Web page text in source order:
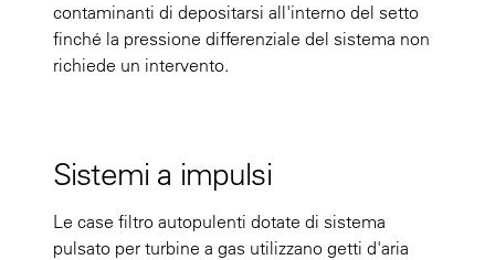
contaminanti di depositarsi all'interno del setto
finché la pressione differenziale del sistema non
richiede un intervento.
Sistemi a impulsi
Le case filtro autopulenti dotate di sistema
pulsato per turbine a gas utilizzano getti d'aria